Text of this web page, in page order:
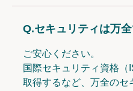
Q.セキュリティは万
ご安心ください。
国際セキュリティ資格（
取得するなど、万全のセ